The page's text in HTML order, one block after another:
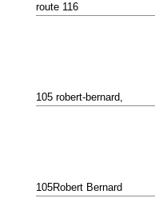
route 116
105 robert-bernard,
105Robert Bernard